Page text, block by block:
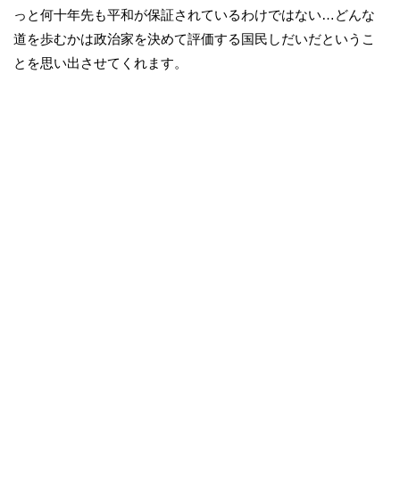
っと何十年先も平和が保証されているわけではない…どんな
道を歩むかは政治家を決めて評価する国民しだいだというこ
とを思い出させてくれます。